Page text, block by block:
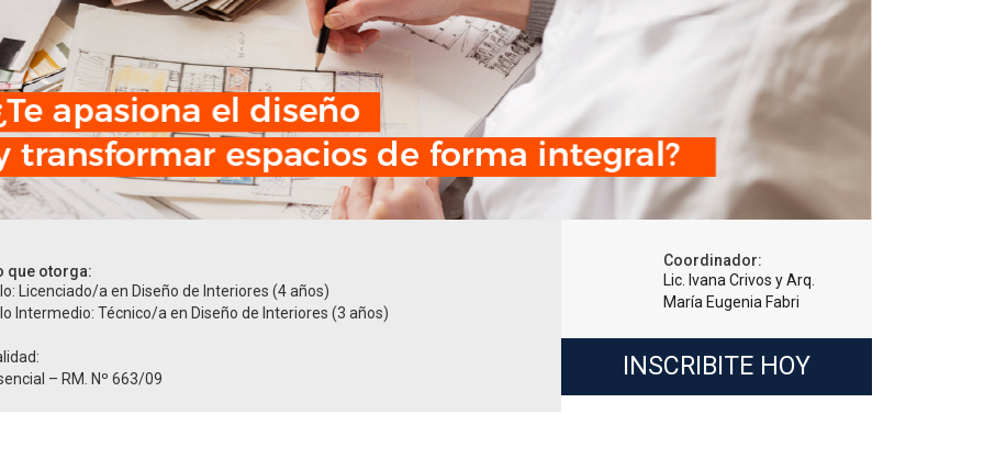
que otorga:
Licenciado/a en Diseño de Interiores (4 años)
Intermedio: Técnico/a en Diseño de Interiores (3 años)
– RM. Nº 663/09
Coordinador:
Lic. Ivana Crivos y Arq.
María Eugenia Fabri
INSCRIBITE HOY